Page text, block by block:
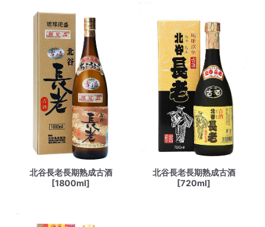
北谷長老長期熟成古酒
[1800ml]
北谷長老長期熟成古酒
[720ml]